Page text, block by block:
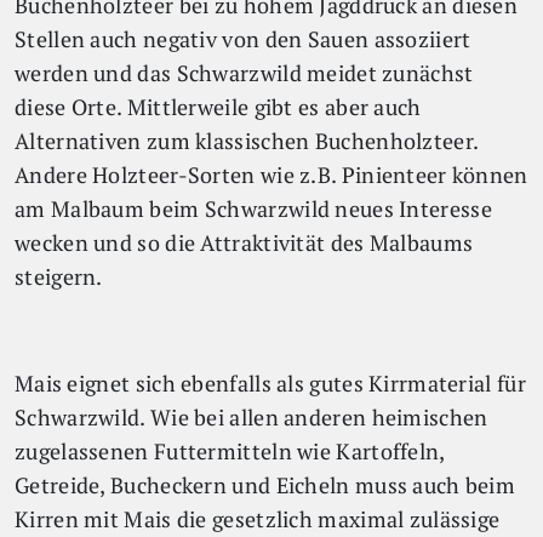
Stellen auch negativ von den Sauen assoziiert
werden und das Schwarzwild meidet zunächst
diese Orte. Mittlerweile gibt es aber auch
Alternativen zum klassischen Buchenholzteer.
Andere Holzteer-Sorten wie z.B. Pinienteer können
am Malbaum beim Schwarzwild neues Interesse
wecken und so die Attraktivität des Malbaums
steigern.
Mais eignet sich ebenfalls als gutes Kirrmaterial für
Schwarzwild. Wie bei allen anderen heimischen
zugelassenen Futtermitteln wie Kartoffeln,
Getreide, Bucheckern und Eicheln muss auch beim
Kirren mit Mais die gesetzlich maximal zulässige